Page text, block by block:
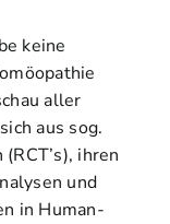
keine
aller
aus sog.
ihren
und
in Human-